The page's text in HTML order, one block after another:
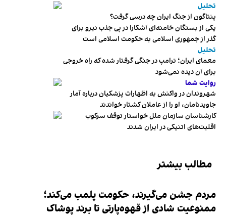
تحلیل
پنتاگون از جنگ ایران چه درسی گرفت؟
یکی از بستگان خامنه‌ای آشکارا در پی جذب نیرو برای
گذر از جمهوری اسلامی به حکومت اسلامی است
تحلیل
معمای ایران؛ ترامپ در جنگی گرفتار شده که راه خروجی
برای آن دیده نمی‌شود
روایت شما
شهروندان در واکنش به اظهارات پزشکیان درباره آمار
جاویدنامان، او را از عاملان کشتار خواندند
کارشناسان سازمان ملل خواستار توقف سرکوب
اقلیت‌های اتنیکی در ایران شدند
مطالب بیشتر
مردم جشن می‌گیرند، حکومت پلمب می‌کند؛
ممنوعیت شادی از قهوه‌پارتی تا برند پوشاک